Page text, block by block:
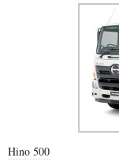
Hino 500